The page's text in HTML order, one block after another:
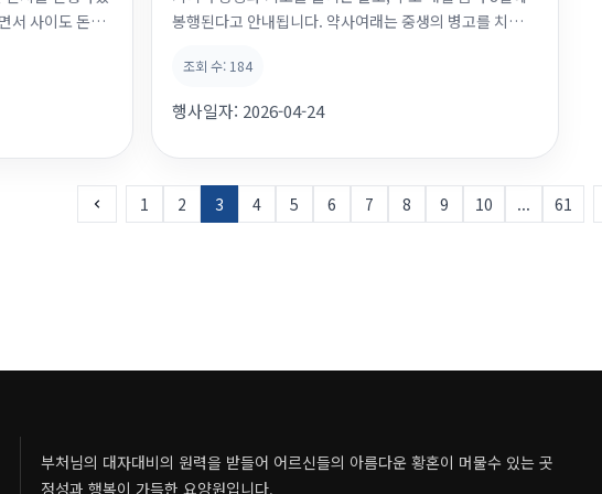
서 사이도 돈독
봉행된다고 안내됩니다. 약사여래는 중생의 병고를 치유하
유·장수·복덕을 발원합니다. 오늘은 음력 8일 약사재일 기
님께서 어르신 한분한분의 성함과 함께 건강·치유·장수·
조회 수: 184
행사일자: 2026-04-24
1 2 3 4 5 6 7 8 9 10 ... 61
부처님의 대자대비의 원력을 받들어 어르신들의 아름다운 황혼이 머물수 있는 곳
정성과 행복이 가득한 요양원입니다.